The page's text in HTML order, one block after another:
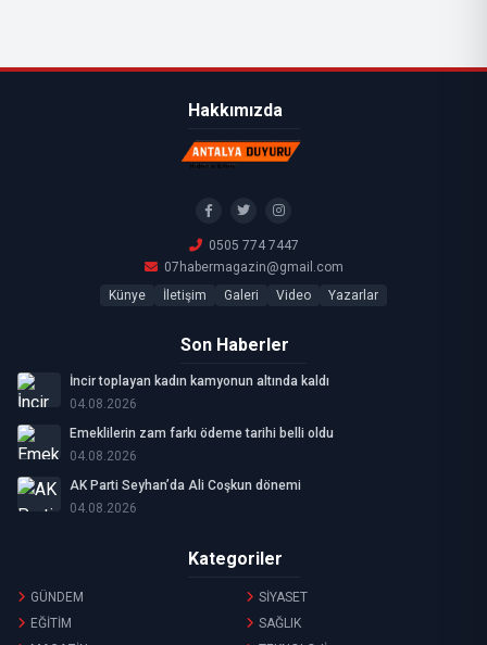
Hakkımızda
0505 774 7447
07habermagazin@gmail.com
Künye
İletişim Galeri Video Yazarlar
Son Haberler
İncir toplayan kadın kamyonun altında kaldı
04.08.2026
Emeklilerin zam farkı ödeme tarihi belli oldu
04.08.2026
AK Parti Seyhan’da Ali Coşkun dönemi
04.08.2026
Kategoriler
GÜNDEM
SİYASET
EĞİTİM
SAĞLIK